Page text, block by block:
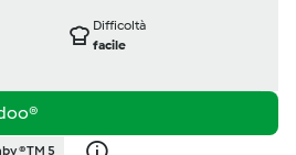
Difficoltà
facile
® TM 5